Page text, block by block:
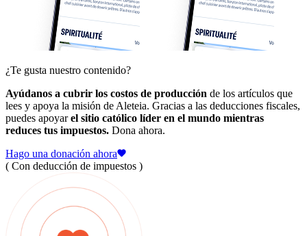
¿Te gusta nuestro contenido?
Ayúdanos a cubrir los costos de producción de los artículos que
lees y apoya la misión de Aleteia. Gracias a las deducciones fiscales,
puedes apoyarel sitio católico líder en el mundo mientras
reduces tus impuestos. Dona ahora.
Hago una donación ahora
( Con deducción de impuestos )